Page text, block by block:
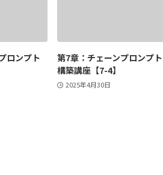
ロンプト
第7章：チェーンプロンプト
構築講座【7-4】
2025年4月30日